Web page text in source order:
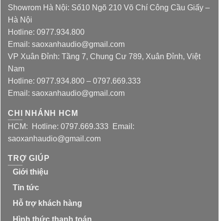
Showrom Hà Nội: Số10 Ngõ 210 Võ Chí Công Cầu Giấy –
Hà Nội
Hotline: 0977.934.800
Email: saoxanhaudio@gmail.com
VP Xuân Đỉnh: Tầng 7, Chung Cư 789, Xuân Đỉnh, Việt
Nam
Hotline: 0977.934.800 – 0797.669.333
Email: saoxanhaudio@gmail.com
CHI NHÁNH HCM
HCM: Hotline: 0797.669.333 Email:
saoxanhaudio@gmail.com
TRỢ GIÚP
Giới thiệu
Tin tức
Hỗ trợ khách hàng
Hình thức thanh toán